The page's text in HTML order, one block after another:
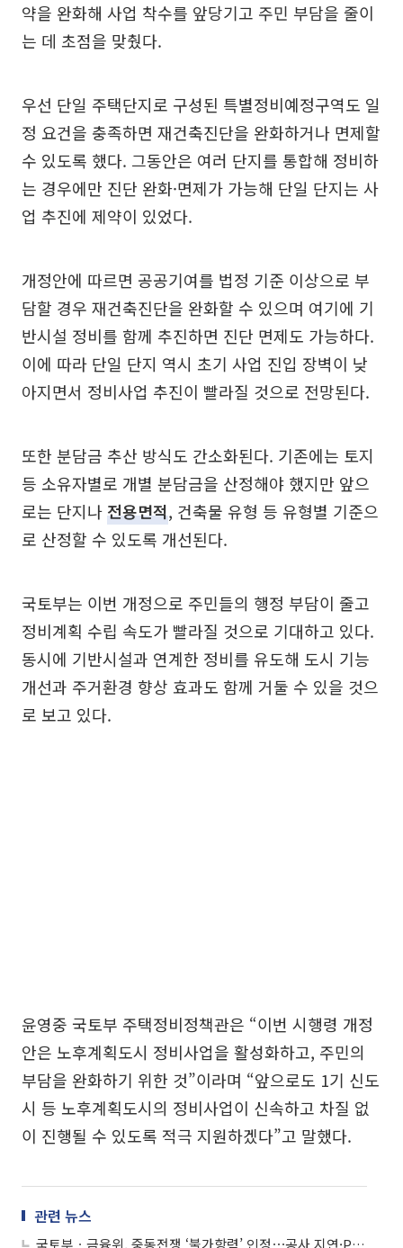
약을 완화해 사업 착수를 앞당기고 주민 부담을 줄이
는 데 초점을 맞췄다.
우선 단일 주택단지로 구성된 특별정비예정구역도 일
정 요건을 충족하면 재건축진단을 완화하거나 면제할
수 있도록 했다. 그동안은 여러 단지를 통합해 정비하
는 경우에만 진단 완화·면제가 가능해 단일 단지는 사
업 추진에 제약이 있었다.
개정안에 따르면 공공기여를 법정 기준 이상으로 부
담할 경우 재건축진단을 완화할 수 있으며 여기에 기
반시설 정비를 함께 추진하면 진단 면제도 가능하다.
이에 따라 단일 단지 역시 초기 사업 진입 장벽이 낮
아지면서 정비사업 추진이 빨라질 것으로 전망된다.
또한 분담금 추산 방식도 간소화된다. 기존에는 토지
등 소유자별로 개별 분담금을 산정해야 했지만 앞으
로는 단지나전용면적, 건축물 유형 등 유형별 기준으
로 산정할 수 있도록 개선된다.
국토부는 이번 개정으로 주민들의 행정 부담이 줄고
정비계획 수립 속도가 빨라질 것으로 기대하고 있다.
동시에 기반시설과 연계한 정비를 유도해 도시 기능
개선과 주거환경 향상 효과도 함께 거둘 수 있을 것으
로 보고 있다.
윤영중 국토부 주택정비정책관은 “이번 시행령 개정
안은 노후계획도시 정비사업을 활성화하고, 주민의
부담을 완화하기 위한 것”이라며 “앞으로도 1기 신도
시 등 노후계획도시의 정비사업이 신속하고 차질 없
이 진행될 수 있도록 적극 지원하겠다”고 말했다.
관련 뉴스
국토부ㆍ금융위, 중동전쟁 ‘불가항력’ 인정⋯공사 지연·PF 책임준공 연장 길 열렸다